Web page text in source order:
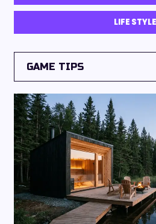
LIFE STYLE
GAME TIPS